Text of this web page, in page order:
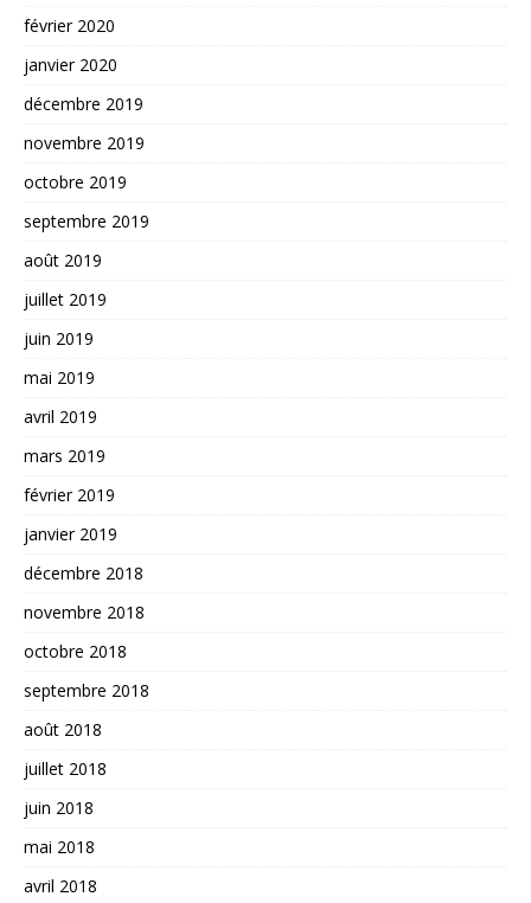
février 2020
janvier 2020
décembre 2019
novembre 2019
octobre 2019
septembre 2019
août 2019
juillet 2019
juin 2019
mai 2019
avril 2019
mars 2019
février 2019
janvier 2019
décembre 2018
novembre 2018
octobre 2018
septembre 2018
août 2018
juillet 2018
juin 2018
mai 2018
avril 2018